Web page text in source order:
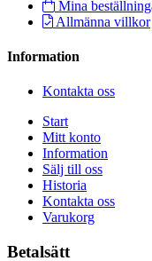
Mina
Allmänna villkor
Information
Kontakta oss
Start
Mitt konto
Information
Sälj till oss
Historia
Kontakta oss
Varukorg
Betalsätt